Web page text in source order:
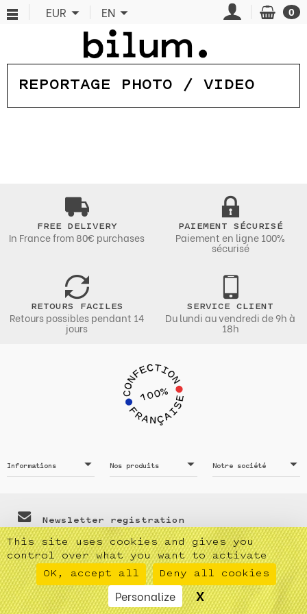
Cookies management panel
This site uses cookies and gives you
control over what you want to activate
OK, accept all
Deny all cookies
Personalize XHide cookie
EUR EN 0
REPORTAGE PHOTO / VIDEO
FREE DELIVERY
In France from 80€ purchases
PAIEMENT SÉCURISÉ
Paiement en ligne 100%
sécurisé
RETOURS FACILES
Retours possibles pendant 14
jours
SERVICE CLIENT
Du lundi au vendredi de 9h à
18h
Informations Nos produits Notre société
Newsletter registration
Vous pouvez vous désinscrire à tout moment. Vous trouverez
pour cela nos informations de contact dans les conditions
d'utilisation du site.